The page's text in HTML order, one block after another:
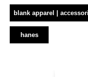
blank apparel |
hanes